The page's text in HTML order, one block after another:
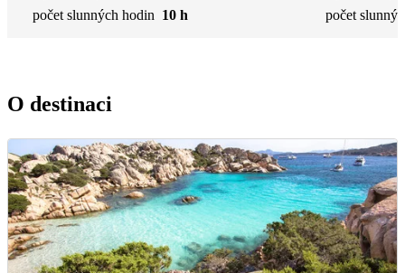
počet slunných hodin 10 h
počet
O destinaci